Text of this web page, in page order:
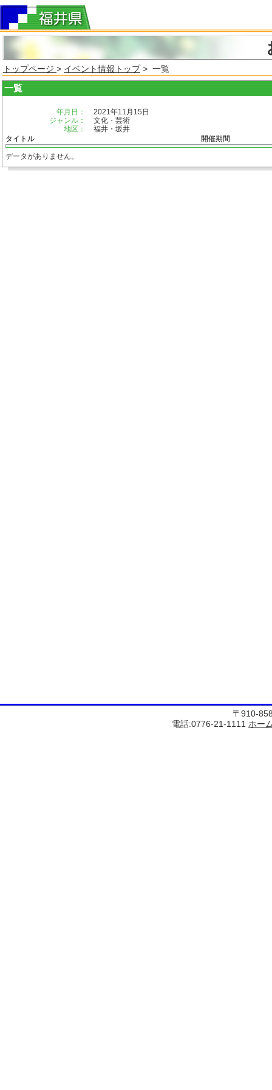
トップページ > イベント情報トップ> 一覧
一覧
年月日：
2021年11月15日
ジャンル：
文化・芸術
地区：
福井・坂井
タイトル
開催期間
データがありません。
〒910-
電話:0776-21-1111 ホー